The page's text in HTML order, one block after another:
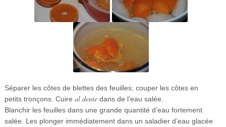
Séparer les côtes de blettes des feuilles; couper les côtes en
petits tronçons. Cuire al dentedans de l’eau salée.
Blanchir les feuilles dans une grande quantité d’eau fortement
salée. Les plonger immédiatement dans un saladier d’eau glacée